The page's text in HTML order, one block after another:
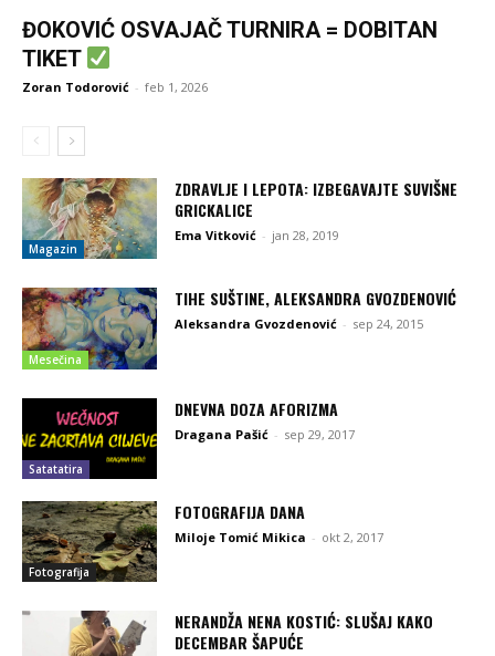
ĐOKOVIĆ OSVAJAČ TURNIRA = DOBITAN
TIKET
Zoran Todorović - feb 1, 2026
Magazin
ZDRAVLJE I LEPOTA: IZBEGAVAJTE SUVIŠNE
GRICKALICE
Ema Vitković - jan 28, 2019
Mesečina
TIHE SUŠTINE, ALEKSANDRA GVOZDENOVIĆ
Aleksandra Gvozdenović - sep 24, 2015
Satatatira
DNEVNA DOZA AFORIZMA
Dragana Pašić - sep 29, 2017
Fotografija
FOTOGRAFIJA DANA
Miloje Tomić Mikica - okt 2, 2017
NERANDŽA NENA KOSTIĆ: SLUŠAJ KAKO
DECEMBAR ŠAPUĆE